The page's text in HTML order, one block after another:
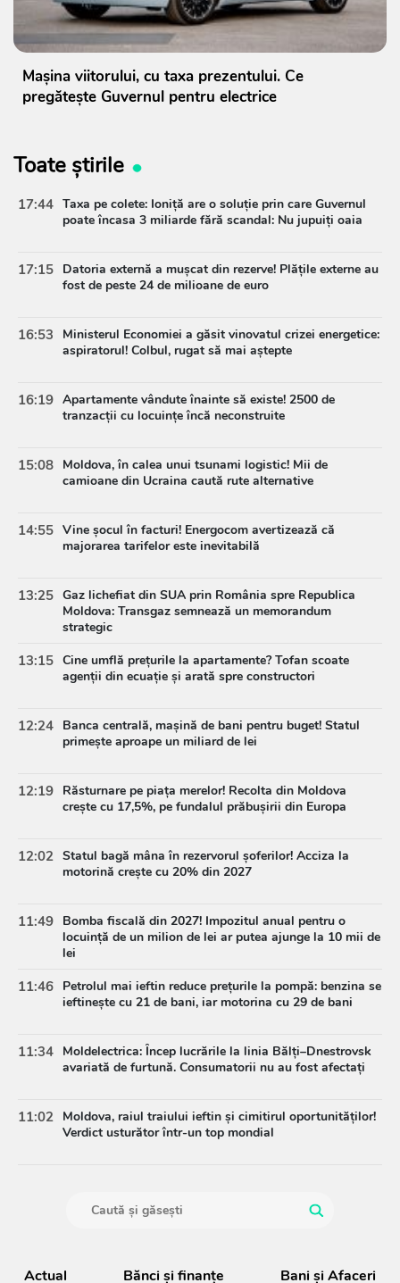
Mașina viitorului, cu taxa prezentului. Ce
pregătește Guvernul pentru electrice
Toate știrile
17:44 Taxa pe colete: Ioniță are o soluție prin care Guvernul
poate încasa 3 miliarde fără scandal: Nu jupuiți oaia
17:15 Datoria externă a mușcat din rezerve! Plățile externe au
fost de peste 24 de milioane de euro
16:53
Ministerul Economiei a găsit vinovatul crizei energetice:
aspiratorul! Colbul, rugat să mai aștepte
16:19 Apartamente vândute înainte să existe! 2500 de
tranzacții cu locuințe încă neconstruite
15:08 Moldova, în calea unui tsunami logistic! Mii de
camioane din Ucraina caută rute alternative
14:55 Vine șocul în facturi! Energocom avertizează că
majorarea tarifelor este inevitabilă
13:25 Gaz lichefiat din SUA prin România spre Republica
Moldova: Transgaz semnează un memorandum
strategic
13:15 Cine umflă prețurile la apartamente? Tofan scoate
agenții din ecuație și arată spre constructori
12:24 Banca centrală, mașină de bani pentru buget! Statul
primește aproape un miliard de lei
12:19 Răsturnare pe piața merelor! Recolta din Moldova
crește cu 17,5%, pe fundalul prăbușirii din Europa
12:02 Statul bagă mâna în rezervorul șoferilor! Acciza la
motorină crește cu 20% din 2027
11:49 Bomba fiscală din 2027! Impozitul anual pentru o
locuință de un milion de lei ar putea ajunge la 10 mii de
lei
11:46 Petrolul mai ieftin reduce prețurile la pompă: benzina se
ieftinește cu 21 de bani, iar motorina cu 29 de bani
11:34 Moldelectrica: Încep lucrările la linia Bălți–Dnestrovsk
avariată de furtună. Consumatorii nu au fost afectați
11:02 Moldova, raiul traiului ieftin și cimitirul oportunităților!
Verdict usturător într-un top mondial
Actual Bănci şi finanţe Bani și Afaceri